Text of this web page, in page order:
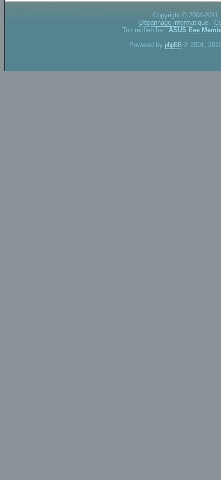
Copyright © 2004-
Dépannage informatique -
Top recherche : ASUS Eee
Powered by phpBB © 2001,